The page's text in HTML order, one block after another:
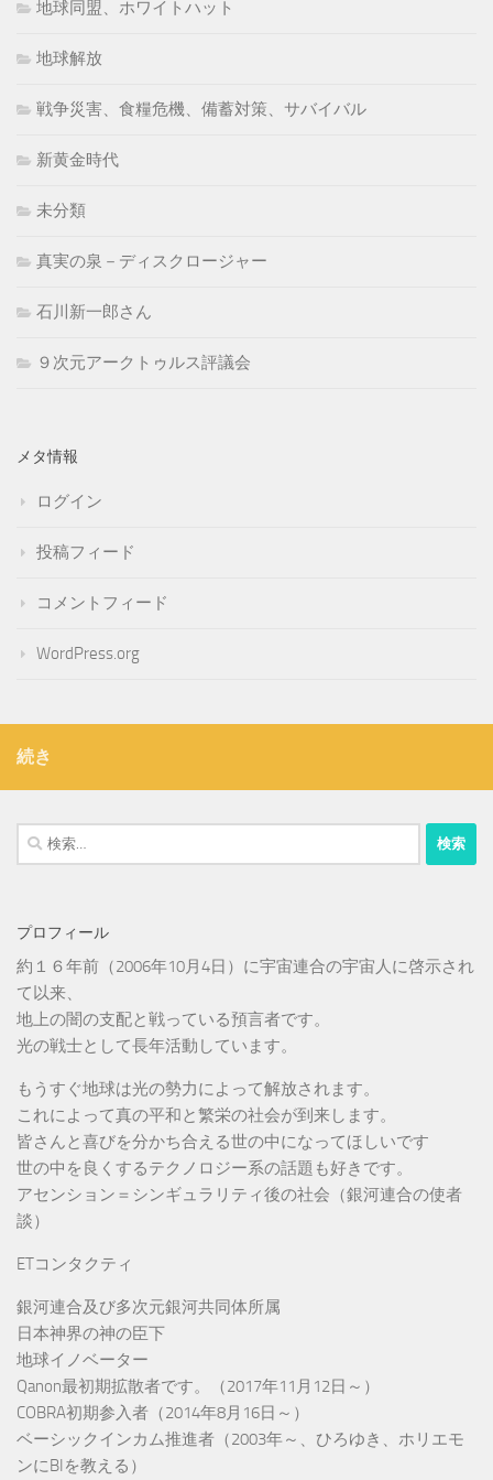
地球同盟、ホワイトハット
地球解放
戦争災害、食糧危機、備蓄対策、サバイバル
新黄金時代
未分類
真実の泉－ディスクロージャー
石川新一郎さん
９次元アークトゥルス評議会
メタ情報
ログイン
投稿フィード
コメントフィード
WordPress.org
続き
検
索:
プロフィール
約１６年前（2006年10月4日）に宇宙連合の宇宙人に啓示され
て以来、
地上の闇の支配と戦っている預言者です。
光の戦士として長年活動しています。
もうすぐ地球は光の勢力によって解放されます。
これによって真の平和と繁栄の社会が到来します。
皆さんと喜びを分かち合える世の中になってほしいです
世の中を良くするテクノロジー系の話題も好きです。
アセンション＝シンギュラリティ後の社会（銀河連合の使者
談）
ETコンタクティ
銀河連合及び多次元銀河共同体所属
日本神界の神の臣下
地球イノベーター
Qanon最初期拡散者です。（2017年11月12日～）
COBRA初期参入者（2014年8月16日～）
ベーシックインカム推進者（2003年～、ひろゆき、ホリエモ
ンにBIを教える）